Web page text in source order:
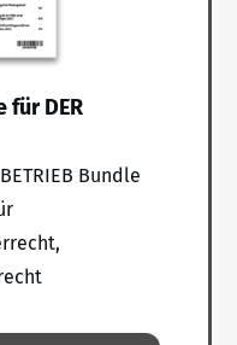
für DER
Bundle